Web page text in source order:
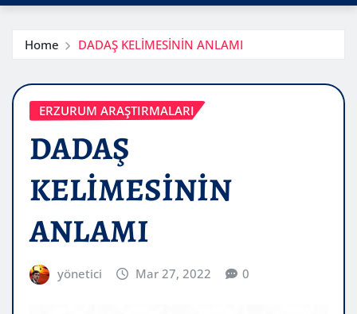
Home DADAŞ KELİMESİNİN ANLAMI
ERZURUM ARAŞTIRMALARI
DADAŞ
KELİMESİNİN
ANLAMI
yönetici Mar 27, 2022 0